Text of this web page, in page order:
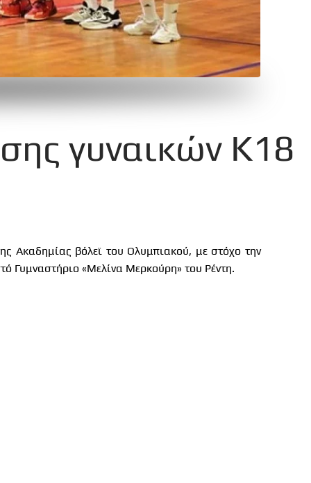
γυναικών Κ18
Ακαδημίας βόλεϊ του Ολυμπιακού, με στόχο την
Γυμναστήριο «Μελίνα Μερκούρη» του Ρέντη.